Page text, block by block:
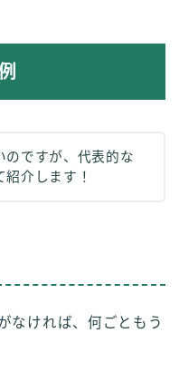
のですが、代表的な
介します！
なければ、何ごともう